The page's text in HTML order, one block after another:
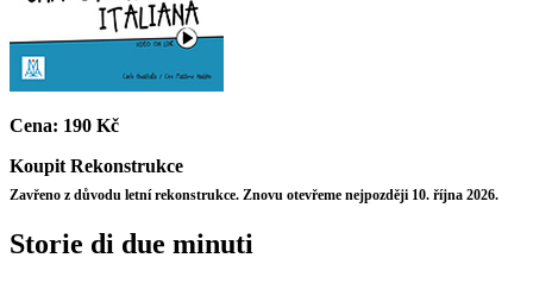
Cena: 190 Kč
Koupit Rekonstrukce
Zavřeno z důvodu letní rekonstrukce. Znovu otevřeme nejpozději 10. října 2026.
Storie di due minuti